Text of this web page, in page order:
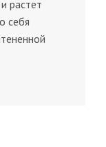
растет
себя